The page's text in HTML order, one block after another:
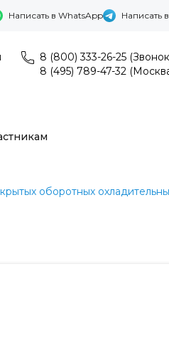
Написать в WhatsApp Написать
8 (800) 333-26-25
8 (495) 789-47-32
оборотных